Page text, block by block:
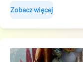
Zobacz więcej